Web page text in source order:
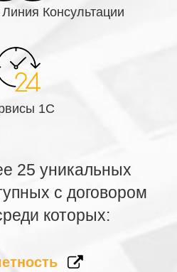
Консультации
1С
25 уникальных
с договором
которых: